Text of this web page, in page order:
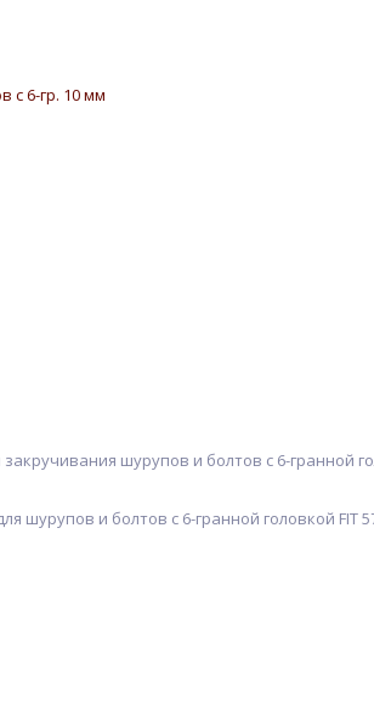
закручивания шурупов и болтов с 6-
шурупов и болтов с 6-гранной головкой FIT